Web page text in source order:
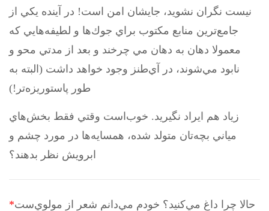
نيست نگران نشويد، جايشان امن است! در آينده يكي از
جامع‌ترين منابع مكتوب براي جوك‌ها و لطيفه‌هايي كه
معمولا دهان به دهان مي چرخند و بعد از مدتي محو و
نابود مي‌شوند، در آي‌طنز وجود خواهد داشت (البته به
طور پاستوريزه‌تر!)
زياد هم ايراد نگيريد. خوب‌است وقتي فقط بخش‌هاي
مياني بچه‌تان متولد شده، همسايه‌ها در مورد چشم و
*حالا چرا داغ مي‌كنيد؟ خودم مي‌دانم شعر از مولوي‌ست